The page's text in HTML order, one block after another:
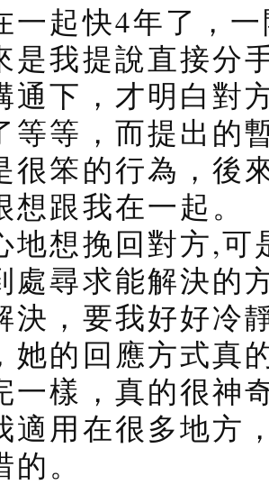
一起快4年了，
是我提說直接分
通下，才明白對
等等，而提出的
很笨的行為，後
想跟我在一起。
地想挽回對方,
處尋求能解決的
決，要我好好冷
她的回應方式真
一樣，真的很神
適用在很多地方
。